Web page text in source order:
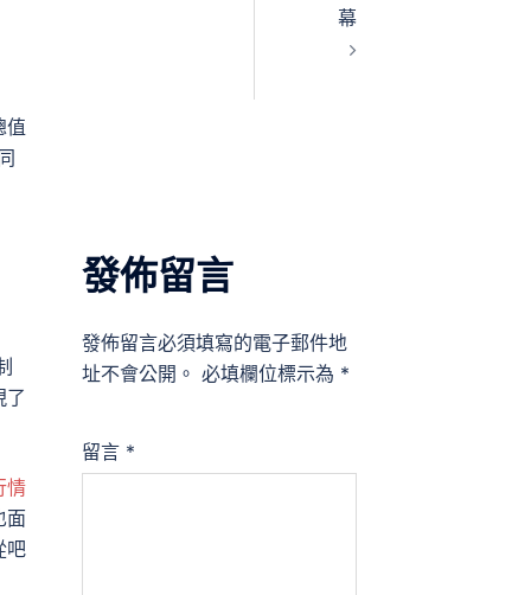
值
了
情
面
吧
幕
發佈留言
發佈留言必須填寫的電子郵件地
址不會公開。 必填欄位標示為 *
留言 *